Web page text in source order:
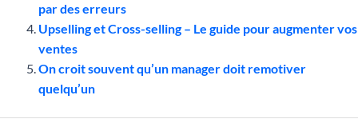
par des erreurs
Upselling et Cross-selling – Le guide pour augmenter vos
ventes
On croit souvent qu’un manager doit remotiver
quelqu’un